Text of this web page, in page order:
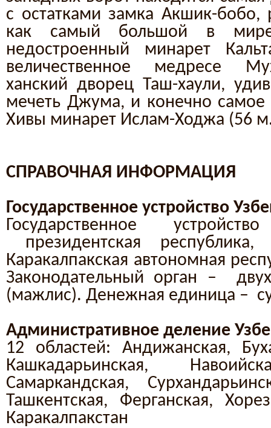
с остатками замка Акшик-
как самый большой в
недостроенный минарет
величественное медресе
ханский дворец Таш-хаули,
мечеть Джума, и конечно
Хивы минарет Ислам-Ходжа (56
СПРАВОЧНАЯ ИНФОРМАЦИЯ
Государственное устройство
Государственное
президентская
Каракалпакская автономная
Законодательный орган –
(мажлис). Денежная единица –
Административное деление
12 областей: Андижанская,
Кашкадарьинская,
Самаркандская,
Ташкентская, Ферганская,
Каракалпакстан